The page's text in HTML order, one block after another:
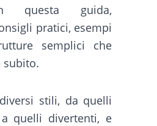
questa guida,
pratici, esempi
semplici che
subito.
stili, da quelli
quelli divertenti, e